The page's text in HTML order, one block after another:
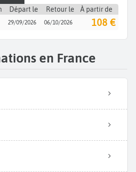
Départ le Retour le À partir de
29/09/2026 06/10/2026 108 €
en France